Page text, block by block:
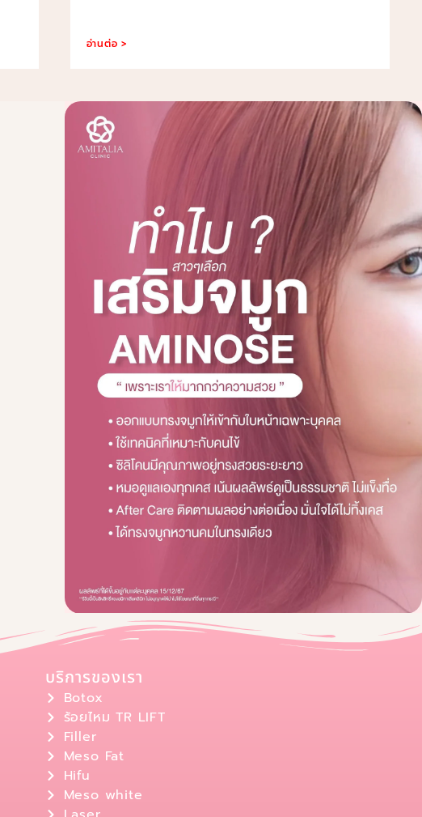
อ่านต่อ >
บริการของเรา
Botox
ร้อยไหม TR LIFT
Filler
Meso Fat
Hifu
Meso white